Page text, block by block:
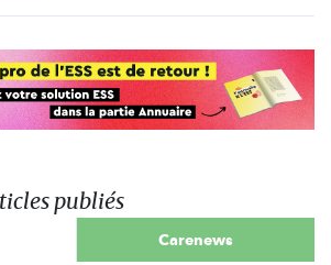
publiés
Carenews